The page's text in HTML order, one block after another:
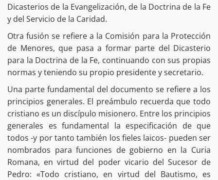
Dicasterios de la Evangelización, de la Doctrina de la Fe
y del Servicio de la Caridad.
Otra fusión se refiere a la Comisión para la Protección
de Menores, que pasa a formar parte del Dicasterio
para la Doctrina de la Fe, continuando con sus propias
normas y teniendo su propio presidente y secretario.
Una parte fundamental del documento se refiere a los
principios generales. El preámbulo recuerda que todo
cristiano es un discípulo misionero. Entre los principios
generales es fundamental la especificación de que
todos -y por tanto también los fieles laicos- pueden ser
nombrados para funciones de gobierno en la Curia
Romana, en virtud del poder vicario del Sucesor de
Pedro: «Todo cristiano, en virtud del Bautismo, es